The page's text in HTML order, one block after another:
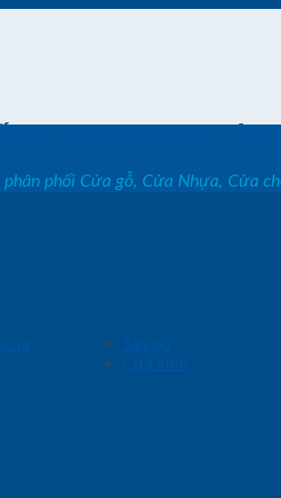
Sàn gỗ
Cửa kính
phân phối Cửa gỗ, Cửa Nhựa, Cửa